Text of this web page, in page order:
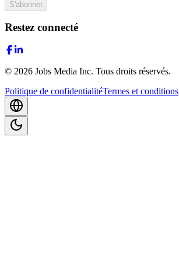
S'abonner
Restez connecté
© 2026 Jobs Media Inc. Tous droits réservés.
Politique de confidentialitéTermes et conditions